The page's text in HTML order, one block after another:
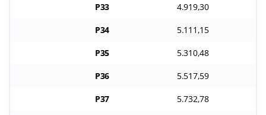
P33 4.919,30
P34 5.111,15
P35 5.310,48
P36 5.517,59
P37 5.732,78